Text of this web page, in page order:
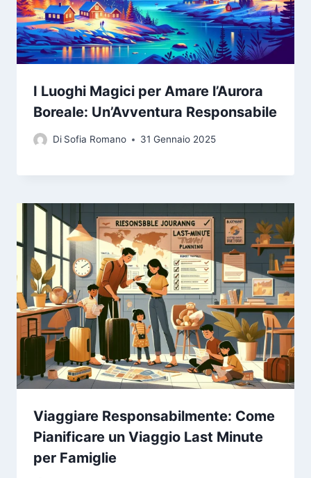
I Luoghi Magici per Amare l’Aurora
Boreale: Un’Avventura Responsabile
Di Sofia Romano 31 Gennaio 2025
Viaggiare Responsabilmente: Come
Pianificare un Viaggio Last Minute
per Famiglie